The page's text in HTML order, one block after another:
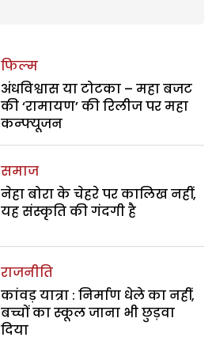
फिल्म
अंधविश्वास या टोटका – महा बजट
की ‘रामायण’ की रिलीज पर महा
कन्फ्यूजन
समाज
नेहा बोरा के चेहरे पर कालिख नहीं,
यह संस्कृति की गंदगी है
राजनीति
कांवड़ यात्रा : निर्माण धेले का नहीं,
बच्चों का स्कूल जाना भी छुड़वा
दिया